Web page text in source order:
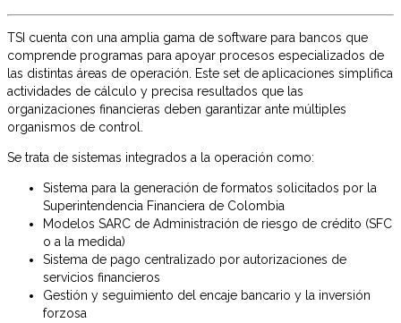
TSI cuenta con una amplia gama de software para bancos que
comprende programas para apoyar procesos especializados de
las distintas áreas de operación. Este set de aplicaciones simplifica
actividades de cálculo y precisa resultados que las
organizaciones financieras deben garantizar ante múltiples
organismos de control.
Se trata de sistemas integrados a la operación como:
Sistema para la generación de formatos solicitados por la
Superintendencia Financiera de Colombia
Modelos SARC de Administración de riesgo de crédito (SFC
o a la medida)
Sistema de pago centralizado por autorizaciones de
servicios financieros
Gestión y seguimiento del encaje bancario y la inversión
forzosa